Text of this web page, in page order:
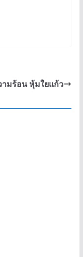
ามร้อน หุ้มใยแก้ว